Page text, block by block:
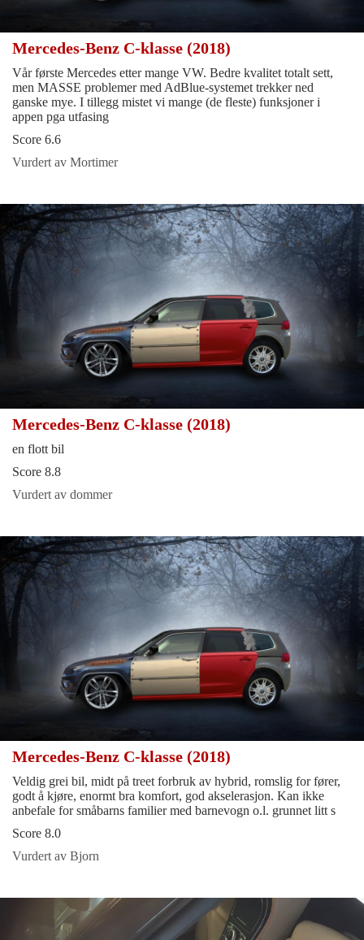
Mercedes-Benz C-klasse (2018)
Vår første Mercedes etter mange VW. Bedre kvalitet totalt sett,
men MASSE problemer med AdBlue-systemet trekker ned
ganske mye. I tillegg mistet vi mange (de fleste) funksjoner i
appen pga utfasing
Score 6.6
Vurdert av Mortimer
Mercedes-Benz C-klasse (2018)
en flott bil
Score 8.8
Vurdert av dommer
Mercedes-Benz C-klasse (2018)
Veldig grei bil, midt på treet forbruk av hybrid, romslig for fører,
godt å kjøre, enormt bra komfort, god akselerasjon. Kan ikke
anbefale for småbarns familier med barnevogn o.l. grunnet litt s
Score 8.0
Vurdert av Bjorn